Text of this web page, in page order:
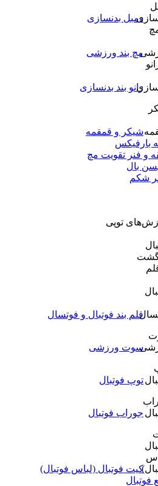
دمبل بدنسازی
مچ بند ورزشی
زانو بند بدنسازی
شیکر و قمقمه
بارفیکس
و فنر تقویت مچ
بال
شکم
توپی
قلم بند فوتبال و فوتسال
سوت ورزشی
توپ فوتبال
جوراب فوتبال
کیت فوتبال (لباس فوتبال)
فوتبال